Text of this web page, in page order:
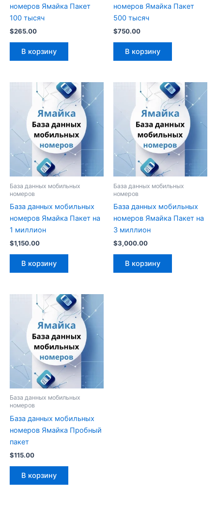
номеров Ямайка Пакет
100 тысяч
$265.00
В корзину
номеров Ямайка Пакет
500 тысяч
$750.00
В корзину
База данных мобильных
номеров
База данных мобильных
номеров Ямайка Пакет на
1 миллион
$1,150.00
В корзину
База данных мобильных
номеров
База данных мобильных
номеров Ямайка Пакет на
3 миллион
$3,000.00
В корзину
База данных мобильных
номеров
База данных мобильных
номеров Ямайка Пробный
пакет
$115.00
В корзину